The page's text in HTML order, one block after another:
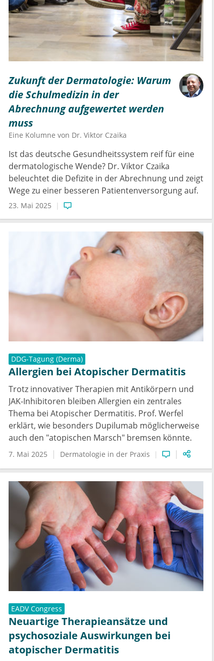
Zukunft der Dermatologie: Warum
die Schulmedizin in der
Abrechnung aufgewertet werden
muss
Eine Kolumne von Dr. Viktor Czaika
Ist das deutsche Gesundheitssystem reif für eine
dermatologische Wende? Dr. Viktor Czaika
beleuchtet die Defizite in der Abrechnung und zeigt
Wege zu einer besseren Patientenversorgung auf.
23. Mai 2025
DDG-Tagung (Derma)
Allergien bei Atopischer Dermatitis
Trotz innovativer Therapien mit Antikörpern und
JAK-Inhibitoren bleiben Allergien ein zentrales
Thema bei Atopischer Dermatitis. Prof. Werfel
erklärt, wie besonders Dupilumab möglicherweise
auch den "atopischen Marsch" bremsen könnte.
7. Mai 2025 Dermatologie in der Praxis
EADV Congress
Neuartige Therapieansätze und
psychosoziale Auswirkungen bei
atopischer Dermatitis